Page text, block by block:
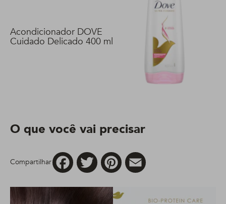
Acondicionador DOVE
Cuidado Delicado 400 ml
O que você vai precisar
Compartilhar
FacebookTwitter Pinterest